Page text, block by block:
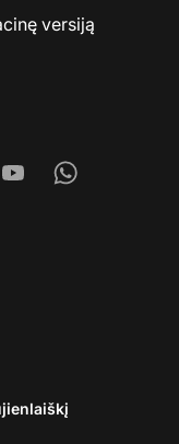
versiją
YoutubeWhatsapp